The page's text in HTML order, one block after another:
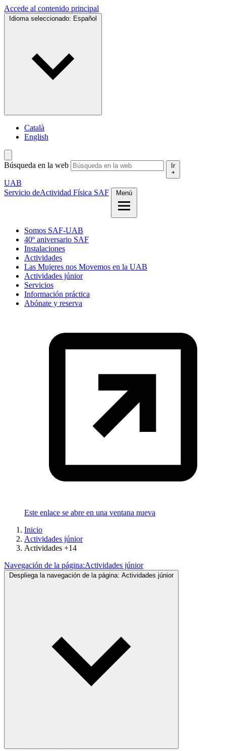
Accede al contenido principal
Idioma seleccionado: Español
Català
English
Búsqueda en la web Ir
UAB
Servicio deActividad Física SAF Menú
Somos SAF-UAB
40º aniversario SAF
Instalaciones
Actividades
Las Mujeres nos Movemos en la UAB
Actividades júnior
Servicios
Información práctica
Abónate y reserva
Este enlace se abre en una ventana nueva
Inicio
Actividades júnior
Actividades +14
Navegación de la página:Actividades júnior
Despliega la navegación de la página: Actividades júnior